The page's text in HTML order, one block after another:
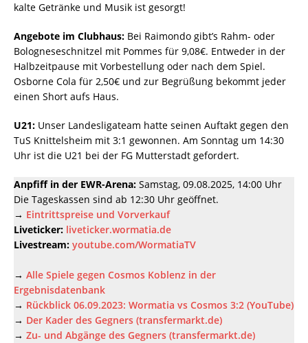
kalte Getränke und Musik ist gesorgt!
Angebote im Clubhaus: Bei Raimondo gibt’s Rahm- oder
Bologneseschnitzel mit Pommes für 9,08€. Entweder in der
Halbzeitpause mit Vorbestellung oder nach dem Spiel.
Osborne Cola für 2,50€ und zur Begrüßung bekommt jeder
einen Short aufs Haus.
U21: Unser Landesligateam hatte seinen Auftakt gegen den
TuS Knittelsheim mit 3:1 gewonnen. Am Sonntag um 14:30
Uhr ist die U21 bei der FG Mutterstadt gefordert.
Anpfiff in der EWR-Arena: Samstag, 09.08.2025, 14:00 Uhr
Die Tageskassen sind ab 12:30 Uhr geöffnet.
→ Eintrittspreise und Vorverkauf
Liveticker: liveticker.wormatia.de
Livestream: youtube.com/WormatiaTV
→ Alle Spiele gegen Cosmos Koblenz in der
Ergebnisdatenbank
→ Rückblick 06.09.2023: Wormatia vs Cosmos 3:2 (YouTube)
→ Der Kader des Gegners (transfermarkt.de)
→ Zu- und Abgänge des Gegners (transfermarkt.de)